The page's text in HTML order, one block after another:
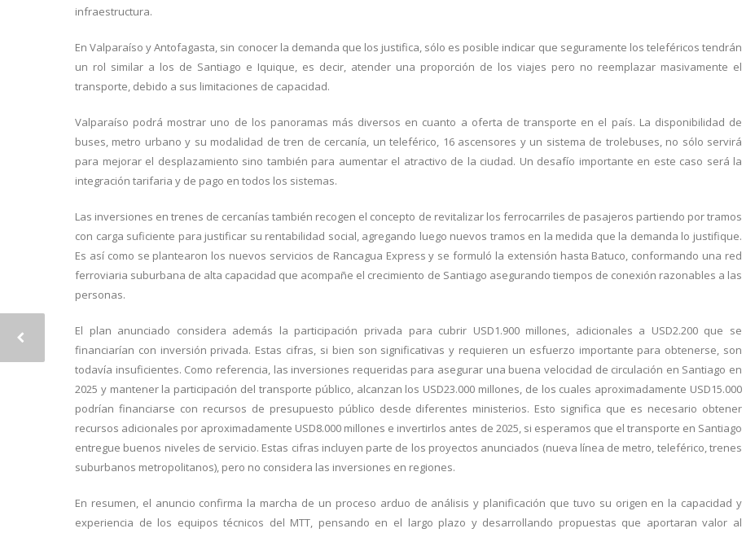
infraestructura.
En Valparaíso y Antofagasta, sin conocer la demanda que los justifica, sólo es posible indicar que seguramente los teleféricos tendrán
un rol similar a los de Santiago e Iquique, es decir, atender una proporción de los viajes pero no reemplazar masivamente el
transporte, debido a sus limitaciones de capacidad.
Valparaíso podrá mostrar uno de los panoramas más diversos en cuanto a oferta de transporte en el país. La disponibilidad de
buses, metro urbano y su modalidad de tren de cercanía, un teleférico, 16 ascensores y un sistema de trolebuses, no sólo servirá
para mejorar el desplazamiento sino también para aumentar el atractivo de la ciudad. Un desafío importante en este caso será la
integración tarifaria y de pago en todos los sistemas.
Las inversiones en trenes de cercanías también recogen el concepto de revitalizar los ferrocarriles de pasajeros partiendo por tramos
con carga suficiente para justificar su rentabilidad social, agregando luego nuevos tramos en la medida que la demanda lo justifique.
Es así como se plantearon los nuevos servicios de Rancagua Express y se formuló la extensión hasta Batuco, conformando una red
ferroviaria suburbana de alta capacidad que acompañe el crecimiento de Santiago asegurando tiempos de conexión razonables a las
personas.
El plan anunciado considera además la participación privada para cubrir USD1.900 millones, adicionales a USD2.200 que se
financiarían con inversión privada. Estas cifras, si bien son significativas y requieren un esfuerzo importante para obtenerse, son
todavía insuficientes. Como referencia, las inversiones requeridas para asegurar una buena velocidad de circulación en Santiago en
2025 y mantener la participación del transporte público, alcanzan los USD23.000 millones, de los cuales aproximadamente USD15.000
podrían financiarse con recursos de presupuesto público desde diferentes ministerios. Esto significa que es necesario obtener
recursos adicionales por aproximadamente USD8.000 millones e invertirlos antes de 2025, si esperamos que el transporte en Santiago
entregue buenos niveles de servicio. Estas cifras incluyen parte de los proyectos anunciados (nueva línea de metro, teleférico, trenes
suburbanos metropolitanos), pero no considera las inversiones en regiones.
En resumen, el anuncio confirma la marcha de un proceso arduo de análisis y planificación que tuvo su origen en la capacidad y
experiencia de los equipos técnicos del MTT, pensando en el largo plazo y desarrollando propuestas que aportaran valor al